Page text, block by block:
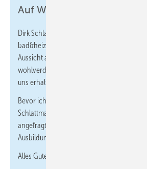
Auf Wiedersehen
Dirk Schlattmann war Chefredakteur der
bad&heizung in Geislingen gewechselt hat.
Aussicht auf die Schwäbische Alb
wohlverdienten Ruhestand. Als
uns erhalten.
Bevor ich selbst Teil der SBZ Redaktion
Schlattmann gerne mal als Modell für SBZ
angefragt. Hier bin ich vor ca. 20 Jahren mit
Ausbildungsordner zu sehen.
Alles Gute im Ruhestand!